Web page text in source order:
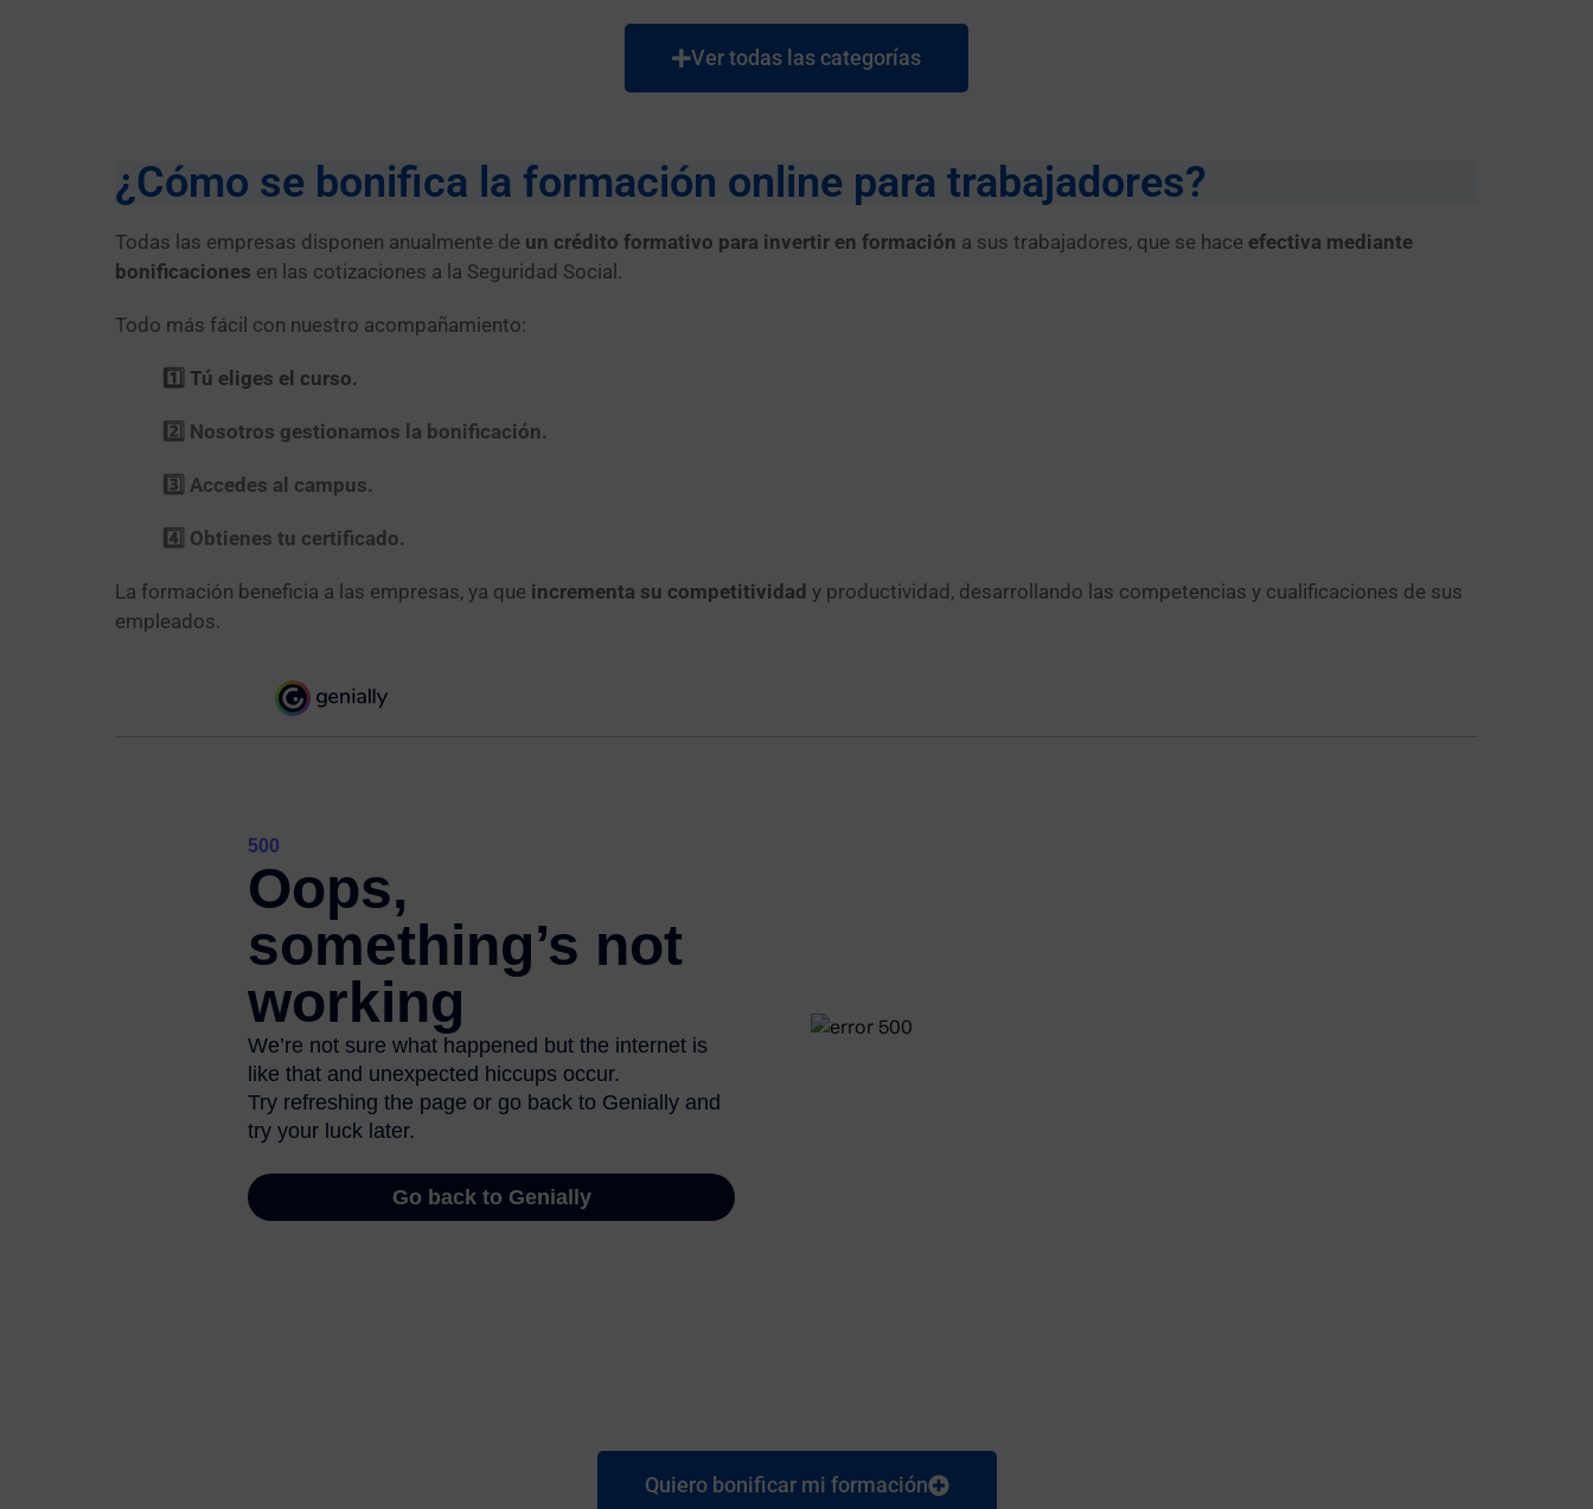
Ver todas las categorías
¿Cómo se bonifica la formación online para trabajadores?
Todas las empresas disponen anualmente de un crédito formativo para invertir en formación a sus trabajadores, que se hace efectiva mediante
bonificaciones en las cotizaciones a la Seguridad Social.
Todo más fácil con nuestro acompañamiento:
1️⃣ Tú eliges el curso.
2️⃣ Nosotros gestionamos la bonificación.
3️⃣ Accedes al campus.
4️⃣ Obtienes tu certificado.
La formación beneficia a las empresas, ya que incrementa su competitividad y productividad, desarrollando las competencias y cualificaciones de sus
empleados.
Quiero bonificar mi formación